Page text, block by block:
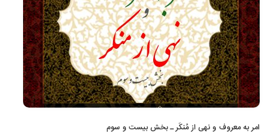
امر به معروف و نهی از مُنکَر ـ بخش بیست و سوم